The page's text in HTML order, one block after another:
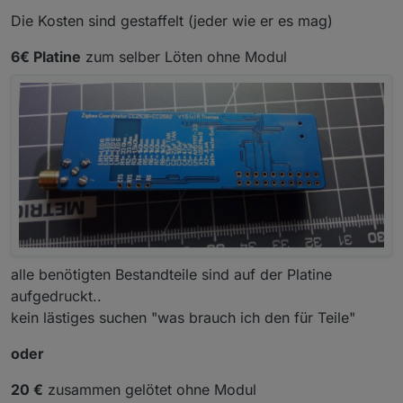
Die Kosten sind gestaffelt (jeder wie er es mag)
6€ Platine zum selber Löten ohne Modul
alle benötigten Bestandteile sind auf der Platine
aufgedruckt..
kein lästiges suchen "was brauch ich den für Teile"
oder
20 € zusammen gelötet ohne Modul